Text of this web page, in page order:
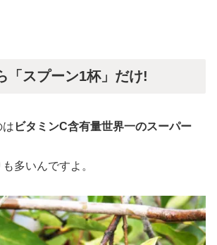
「スプーン1杯」だけ!
は ビタミンC含有量世界一のスーパー
多いんですよ。